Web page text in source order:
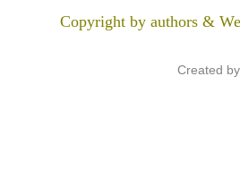
Copyright by authors &
Created